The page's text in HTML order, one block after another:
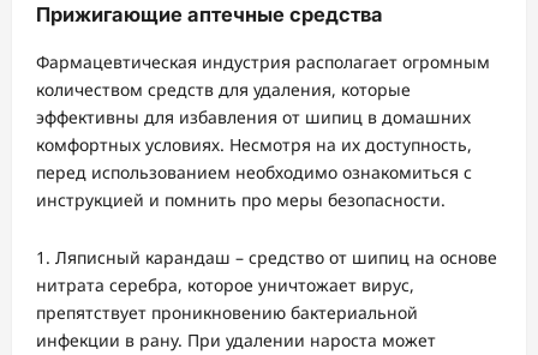
Прижигающие аптечные средства
Фармацевтическая индустрия располагает огромным
количеством средств для удаления, которые
эффективны для избавления от шипиц в домашних
комфортных условиях. Несмотря на их доступность,
перед использованием необходимо ознакомиться с
инструкцией и помнить про меры безопасности.
Ляписный карандаш – средство от шипиц на основе
нитрата серебра, которое уничтожает вирус,
препятствует проникновению бактериальной
инфекции в рану. При удалении нароста может